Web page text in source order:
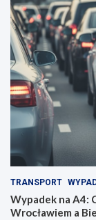
TRANSPORT
Wypadek na A4:
Wrocławiem a